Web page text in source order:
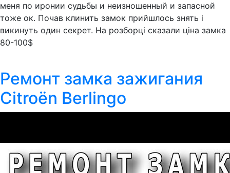
меня по иронии судьбы и неизношенный и запасной
тоже ок. Почав клинить замок прийшлось знять і
викинуть один секрет. На розборці сказали ціна замка
80-100$
Ремонт замка зажигания
Citroën Berlingo